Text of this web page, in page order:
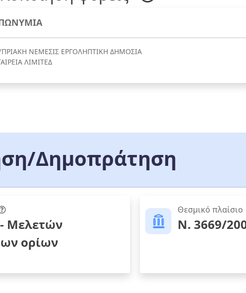
ΝΕΜΕΣΙΣ ΕΡΓΟΛΗΠΤΙΚΗ ΔΗΜΟΣΙΑ
ΛΙΜΙΤΕΔ
Δημοπράτηση
Μελετών
ορίων
Θεσμικό πλαίσιο
Ν. 3669/